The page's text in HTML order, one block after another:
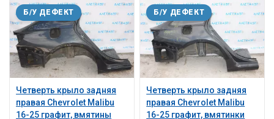
Четверть крыло задняя
правая Chevrolet Malibu
16-25 графит, вмятины
Б/У ДЕФЕКТ
Четверть крыло задняя
правая Chevrolet Malibu
16-25 графит, вмятинки
Б/У ДЕФЕКТ